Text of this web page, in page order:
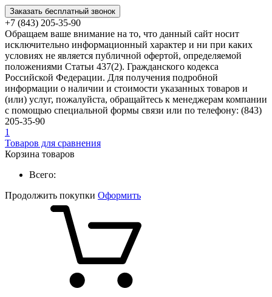
Заказать бесплатный звонок
+7 (843) 205-35-90
Обращаем ваше внимание на то, что данный сайт носит
исключительно информационный характер и ни при каких
условиях не является публичной офертой, определяемой
положениями Статьи 437(2). Гражданского кодекса
Российской Федерации. Для получения подробной
информации о наличии и стоимости указанных товаров и
(или) услуг, пожалуйста, обращайтесь к менеджерам компании
с помощью специальной формы связи или по телефону: (843)
205-35-90
1
Товаров для сравнения
Корзина товаров
Всего:
Продолжить покупки Оформить